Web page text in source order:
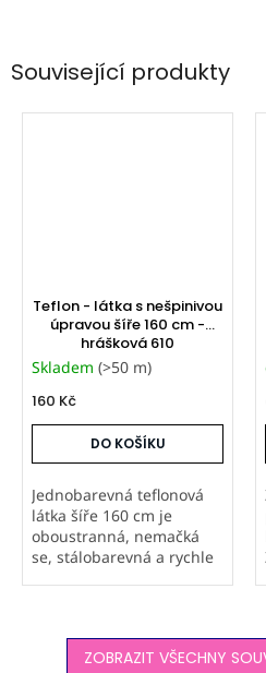
Související produkty
Teflon - látka s nešpinivou
úpravou šíře 160 cm -
hrášková 610
Skladem (>50 m)
160 Kč
DO KOŠÍKU
Jednobarevná teflonová
látka šíře 160 cm je
oboustranná, nemačká
se, stálobarevná a rychle
závěsy i dekorace....
ZOBRAZIT VŠECHNY